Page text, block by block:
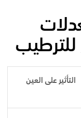
للترطيب
التأثير على العين